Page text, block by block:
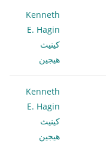
Kenneth
E. Hagin
كينيث
هيجين
Kenneth
E. Hagin
كينيث
هيجين